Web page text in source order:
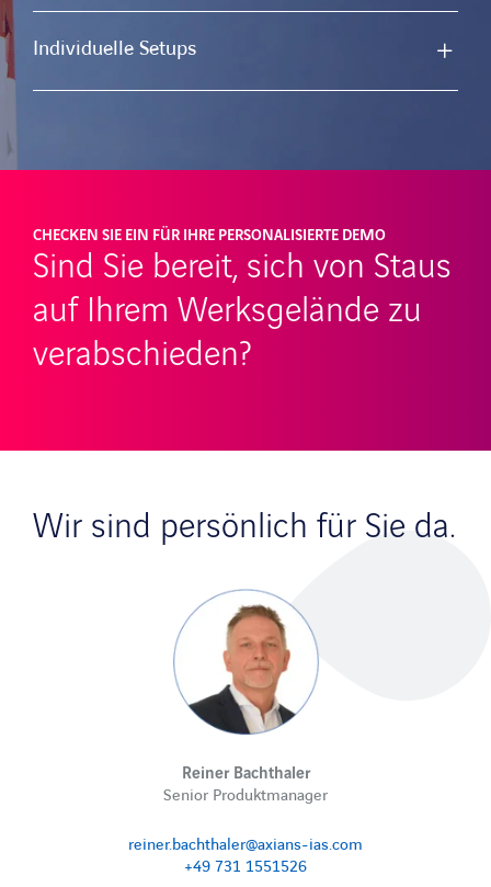
Individuelle Setups
CHECKEN SIE EIN FÜR IHRE PERSONALISIERTE DEMO
Sind Sie bereit, sich von Staus
auf Ihrem Werksgelände zu
verabschieden?
Wir sind persönlich für Sie da.
Reiner Bachthaler
Senior Produktmanager
reiner.bachthaler@axians-ias.com
+49 731 1551526